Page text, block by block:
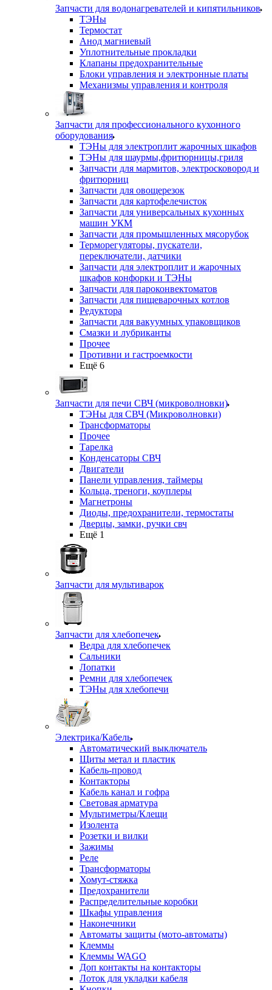
Запчасти для водонагревателей и кипятильников
ТЭНы
Термостат
Анод магниевый
Уплотнительные прокладки
Клапаны предохранительные
Блоки управления и электронные платы
Механизмы управления и контроля
Запчасти для профессионального кухонного
оборудования
ТЭНы для электроплит жарочных шкафов
ТЭНы для шаурмы,фритюрницы,гриля
Запчасти для мармитов, электросковород и
фритюрниц
Запчасти для овощерезок
Запчасти для картофелечисток
Запчасти для универсальных кухонных
машин УКМ
Запчасти для промышленных мясорубок
Терморегуляторы, пускатели,
переключатели, датчики
Запчасти для электроплит и жарочных
шкафов конфорки и ТЭНы
Запчасти для пароконвектоматов
Запчасти для пищеварочных котлов
Редуктора
Запчасти для вакуумных упаковщиков
Смазки и лубриканты
Прочее
Противни и гастроемкости
Ещё 6
Запчасти для печи СВЧ (микроволновки)
ТЭНы для СВЧ (Микроволновки)
Трансформаторы
Прочее
Тарелка
Конденсаторы СВЧ
Двигатели
Панели управления, таймеры
Кольца, треноги, коуплеры
Магнетроны
Диоды, предохранители, термостаты
Дверцы, замки, ручки свч
Ещё 1
Запчасти для мультиварок
Запчасти для хлебопечек
Ведра для хлебопечек
Сальники
Лопатки
Ремни для хлебопечек
ТЭНы для хлебопечи
Электрика/Кабель
Автоматический выключатель
Щиты метал и пластик
Кабель-провод
Контакторы
Кабель канал и гофра
Световая арматура
Мультиметры/Клещи
Изолента
Розетки и вилки
Зажимы
Реле
Трансформаторы
Хомут-стяжка
Предохранители
Распределительные коробки
Шкафы управления
Наконечники
Автоматы защиты (мото-автоматы)
Клеммы
Клеммы WAGO
Доп контакты на контакторы
Лоток для укладки кабеля